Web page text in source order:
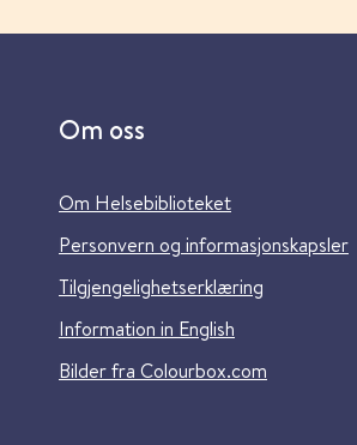
Om oss
Om Helsebiblioteket
Personvern og informasjonskapsler
Tilgjengelighetserklæring
Information in English
Bilder fra Colourbox.com